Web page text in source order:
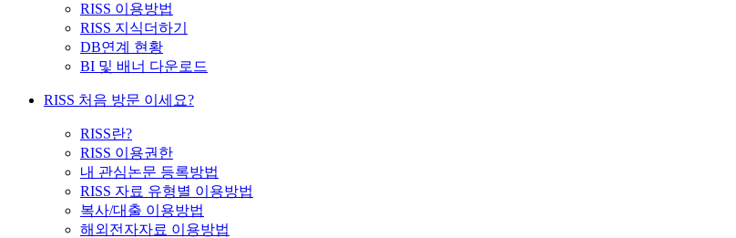
RISS 이용방법
RISS 지식더하기
DB연계 현황
BI 및 배너 다운로드
RISS 처음 방문 이세요?
RISS란?
RISS 이용권한
내 관심논문 등록방법
RISS 자료 유형별 이용방법
복사/대출 이용방법
해외전자자료 이용방법